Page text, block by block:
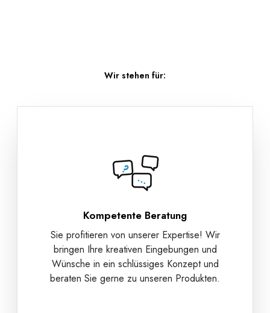
Wir stehen für:
Kompetente Beratung
Sie profitieren von unserer Expertise! Wir
bringen Ihre kreativen Eingebungen und
Wünsche in ein schlüssiges Konzept und
beraten Sie gerne zu unseren Produkten.